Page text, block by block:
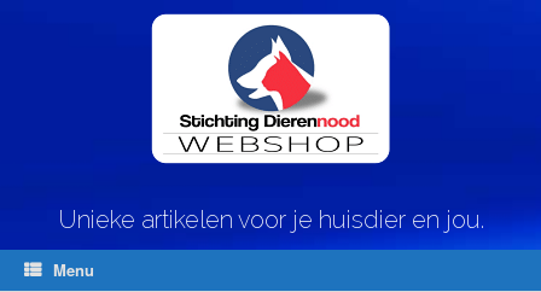
Unieke artikelen voor je huisdier en jou.
Menu